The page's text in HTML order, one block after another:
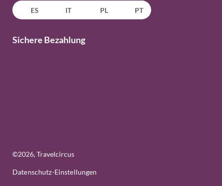
ES IT PL PT
Sichere Bezahlung
©2026, Travelcircus
Datenschutz-Einstellungen